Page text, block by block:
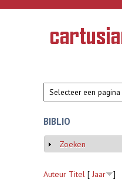
Overslaan en naar de inhoud gaan
Geschiedenis
van de
BIBLIO
Weergeven
Zoeken
Auteur Titel [ Jaar
]